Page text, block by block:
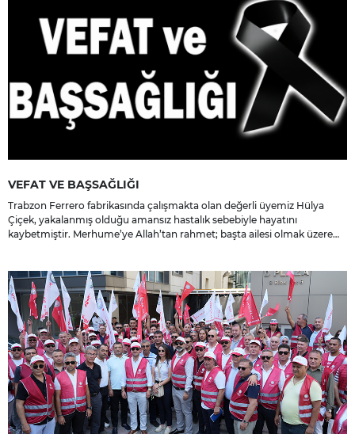
VEFAT VE BAŞSAĞLIĞI
Trabzon Ferrero fabrikasında çalışmakta olan değerli üyemiz Hülya
Çiçek, yakalanmış olduğu amansız hastalık sebebiyle hayatını
kaybetmiştir. Merhume’ye Allah’tan rahmet; başta ailesi olmak üzere